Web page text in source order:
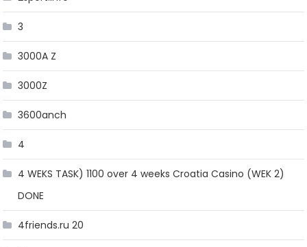
3
3000A Z
3000Z
3600anch
4
4 WEKS TASK) 1100 over 4 weeks Croatia Casino (WEK 2)
DONE
4friends.ru 20